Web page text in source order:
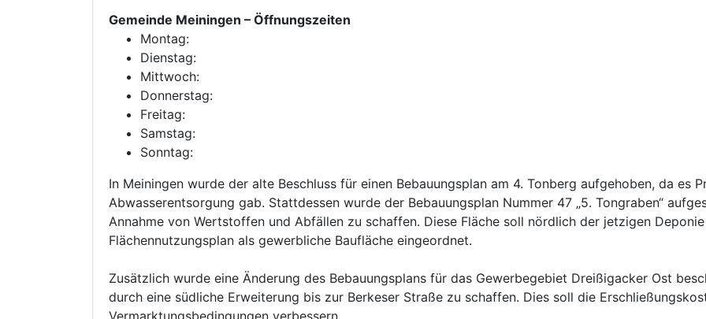
Gemeinde Meiningen – Öffnungszeiten
Montag:
Dienstag:
Mittwoch:
Donnerstag:
Freitag:
Samstag:
Sonntag:
In Meiningen wurde der alte Beschluss für einen Bebauungsplan am 4. Tonberg aufgehoben, da es
Abwasserentsorgung gab. Stattdessen wurde der Bebauungsplan Nummer 47 „5. Tongraben“
Annahme von Wertstoffen und Abfällen zu schaffen. Diese Fläche soll nördlich der jetzigen
Flächennutzungsplan als gewerbliche Baufläche eingeordnet.
Zusätzlich wurde eine Änderung des Bebauungsplans für das Gewerbegebiet Dreißigacker Ost
durch eine südliche Erweiterung bis zur Berkeser Straße zu schaffen. Dies soll die
Vermarktungsbedingungen verbessern.